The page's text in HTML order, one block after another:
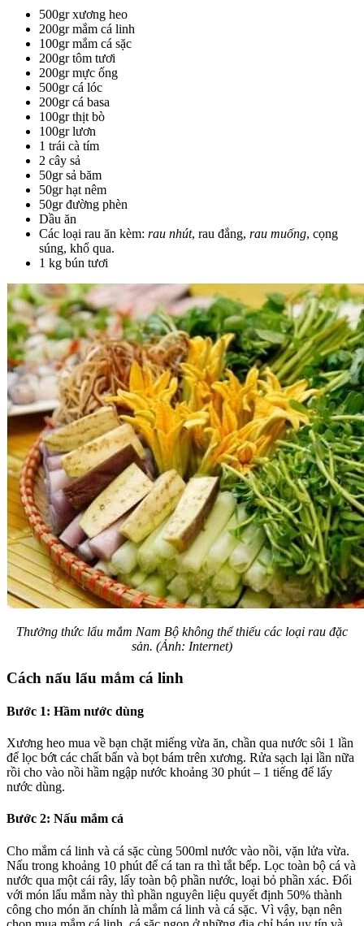
500gr xương heo
200gr mắm cá linh
100gr mắm cá sặc
200gr tôm tươi
200gr mực ống
500gr cá lóc
200gr cá basa
100gr thịt bò
100gr lươn
1 trái cà tím
2 cây sả
50gr sả băm
50gr hạt nêm
50gr đường phèn
Dầu ăn
Các loại rau ăn kèm: rau nhút, rau đắng, rau muống, cọng
súng, khổ qua.
1 kg bún tươi
Thưởng thức lẩu mắm Nam Bộ không thể thiếu các loại rau đặc
sản. (Ảnh: Internet)
Cách nấu lẩu mắm cá linh
Bước 1: Hầm nước dùng
Xương heo mua về bạn chặt miếng vừa ăn, chần qua nước sôi 1 lần
để lọc bớt các chất bẩn và bọt bám trên xương. Rửa sạch lại lần nữa
rồi cho vào nồi hầm ngập nước khoảng 30 phút – 1 tiếng để lấy
nước dùng.
Bước 2: Nấu mắm cá
Cho mắm cá linh và cá sặc cùng 500ml nước vào nồi, vặn lửa vừa.
Nấu trong khoảng 10 phút để cá tan ra thì tắt bếp. Lọc toàn bộ cá và
nước qua một cái rây, lấy toàn bộ phần nước, loại bỏ phần xác. Đối
với món lẩu mắm này thì phần nguyên liệu quyết định 50% thành
công cho món ăn chính là mắm cá linh và cá sặc. Vì vậy, bạn nên